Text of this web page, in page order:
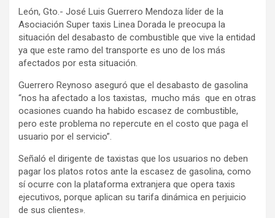
León, Gto.- José Luis Guerrero Mendoza líder de la
Asociación Super taxis Linea Dorada le preocupa la
situación del desabasto de combustible que vive la entidad
ya que este ramo del transporte es uno de los más
afectados por esta situación.
Guerrero Reynoso aseguró que el desabasto de gasolina
“nos ha afectado a los taxistas, mucho más que en otras
ocasiones cuando ha habido escasez de combustible,
pero este problema no repercute en el costo que paga el
usuario por el servicio”.
Señaló el dirigente de taxistas que los usuarios no deben
pagar los platos rotos ante la escasez de gasolina, como
sí ocurre con la plataforma extranjera que opera taxis
ejecutivos, porque aplican su tarifa dinámica en perjuicio
de sus clientes».